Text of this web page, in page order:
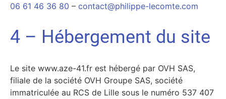
06 61 46 36 80 – contact@philippe-lecomte.com
4 – Hébergement du site
Le site www.aze-41.fr est hébergé par OVH SAS,
filiale de la société OVH Groupe SAS, société
immatriculée au RCS de Lille sous le numéro 537 407